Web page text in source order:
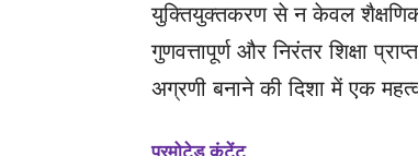
युक्तियुक्तकरण से न केवल शैक्षणिक
गुणवत्तापूर्ण और निरंतर शिक्षा
अग्रणी बनाने की दिशा में एक